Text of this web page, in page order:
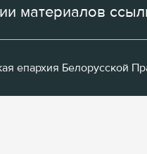
материалов
епархия Белорусской